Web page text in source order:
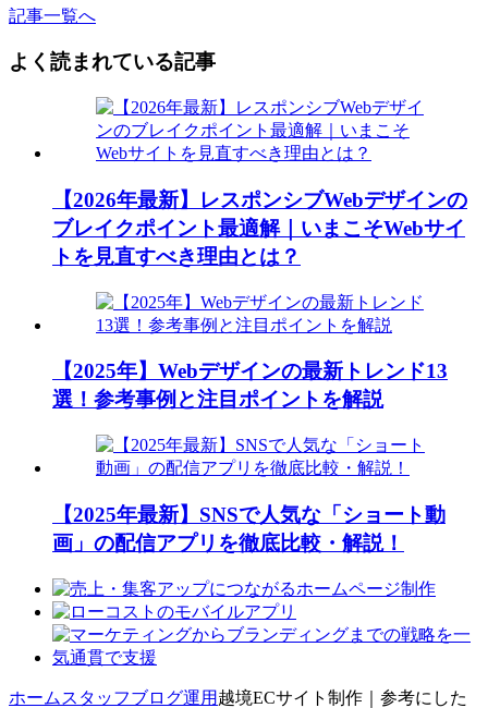
記事一覧へ
よく読まれている記事
【2026年最新】レスポンシブWebデザインの
ブレイクポイント最適解｜いまこそWebサイ
トを見直すべき理由とは？
【2025年】Webデザインの最新トレンド13
選！参考事例と注目ポイントを解説
【2025年最新】SNSで人気な「ショート動
画」の配信アプリを徹底比較・解説！
ホーム スタッフブログ運用 越境ECサイト制作｜参考にした